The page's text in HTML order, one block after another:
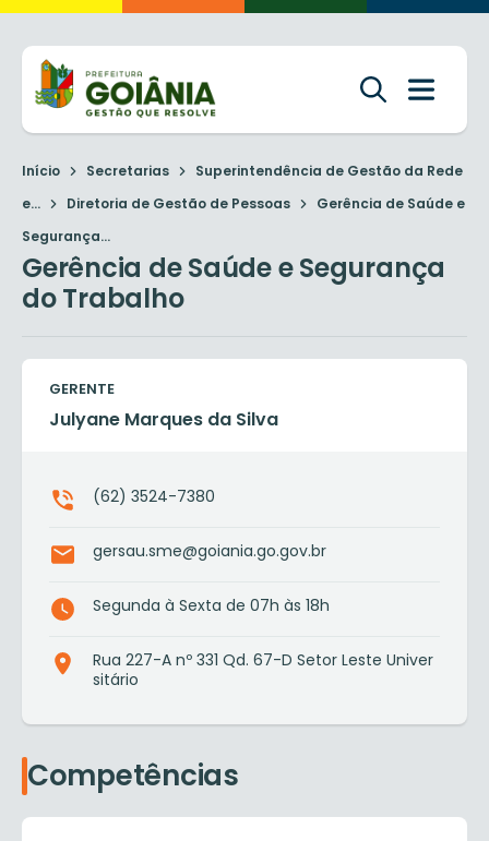
Início Secretarias
Superintendência de Gestão da Rede
e...
Diretoria de Gestão de Pessoas
Gerência de Saúde e
Segurança...
Gerência de Saúde e Segurança
do Trabalho
GERENTE
Julyane Marques da Silva
(62) 3524-7380
gersau.sme@goiania.go.gov.br
Segunda à Sexta de 07h às 18h
Rua 227-A nº 331 Qd. 67-D Setor Leste Univer
sitário
Competências